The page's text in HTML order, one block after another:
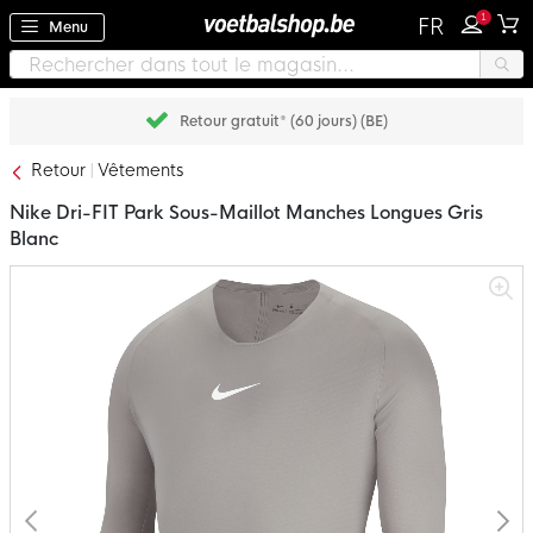
Menu FR 1
Retour gratuit* (60 jours) (BE)
Retour Vêtements
Nike Dri-FIT Park Sous-Maillot Manches Longues Gris
Blanc